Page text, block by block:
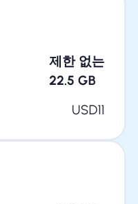
제한 없는
22.5 GB
USD11